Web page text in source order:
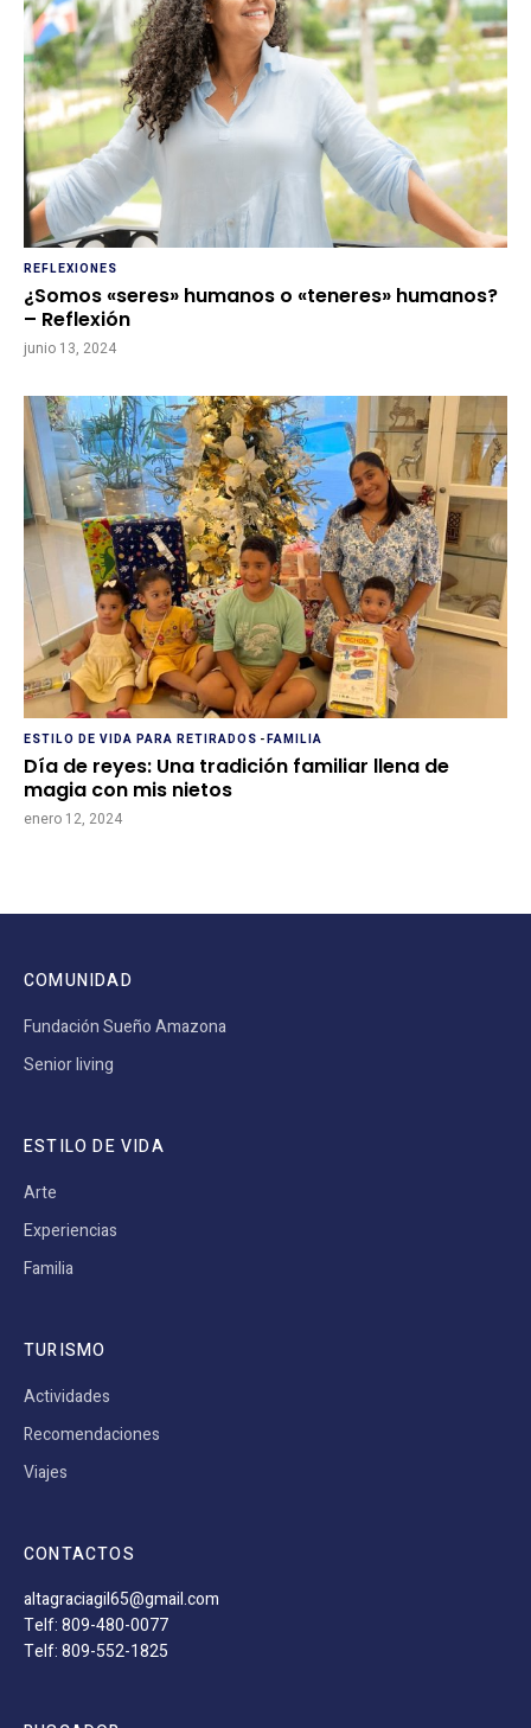
REFLEXIONES
¿Somos «seres» humanos o «teneres» humanos?
– Reflexión
junio 13, 2024
ESTILO DE VIDA PARA RETIRADOS -FAMILIA
Día de reyes: Una tradición familiar llena de
magia con mis nietos
enero 12, 2024
COMUNIDAD
Fundación Sueño Amazona
Senior living
ESTILO DE VIDA
Arte
Experiencias
Familia
TURISMO
Actividades
Recomendaciones
Viajes
CONTACTOS
altagraciagil65@gmail.com
Telf: 809-480-0077
Telf: 809-552-1825